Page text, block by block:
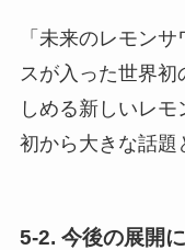
「未来のレモン
スが入った世界初
しめる新しいレ
初から大きな話題
5-2. 今後の展開